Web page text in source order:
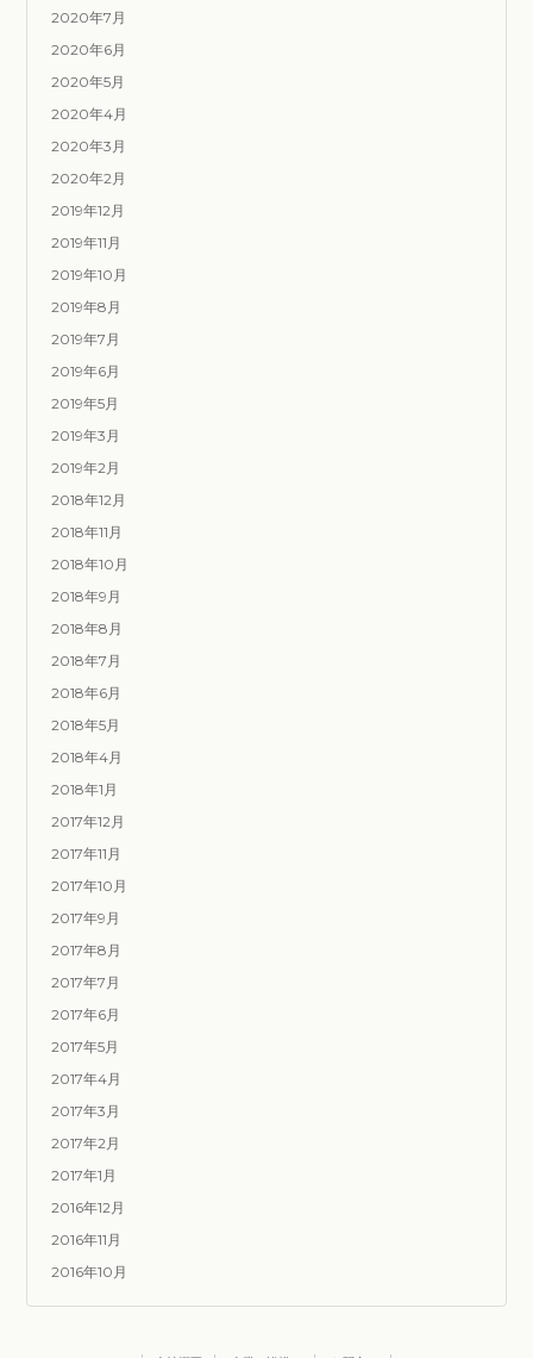
2020年7月
2020年6月
2020年5月
2020年4月
2020年3月
2020年2月
2019年12月
2019年11月
2019年10月
2019年8月
2019年7月
2019年6月
2019年5月
2019年3月
2019年2月
2018年12月
2018年11月
2018年10月
2018年9月
2018年8月
2018年7月
2018年6月
2018年5月
2018年4月
2018年1月
2017年12月
2017年11月
2017年10月
2017年9月
2017年8月
2017年7月
2017年6月
2017年5月
2017年4月
2017年3月
2017年2月
2017年1月
2016年12月
2016年11月
2016年10月